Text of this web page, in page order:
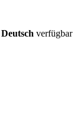
Deutsch verfügbar